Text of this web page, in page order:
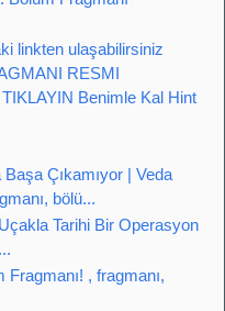
linkten ulaşabilirsiniz
RESMI
Benimle Kal Hint
Başa Çıkamıyor | Veda
bölü...
Tarihi Bir Operasyon
, fragmanı,